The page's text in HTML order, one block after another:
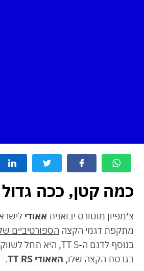
כמה קטן, ככה גדול
צ׳מפיון מוטורס יבואנית אאודי
מתקפת דגמי הקצה הספורטיביים
בנוסף לדגם ה-TT S, היא תחל לשווק את
בגרסת הקצה שלו, האאודי TT RS .